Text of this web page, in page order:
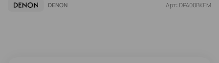
DENON Арт: DP400BKEM